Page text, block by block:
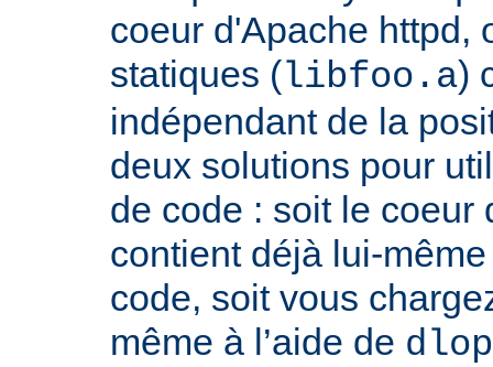
coeur d'Apache httpd,
statiques (libfoo.a)
indépendant de la
deux solutions pour
de code : soit le coeur
contient déjà lui-
code, soit vous
même à l’aide de